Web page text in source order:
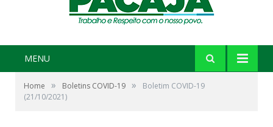
MENU
Home » Boletins COVID-19 »
Boletim COVID-19
(21/10/2021)